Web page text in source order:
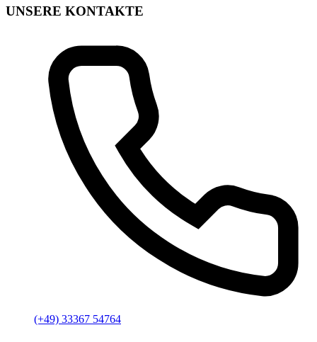
UNSERE KONTAKTE
(+49) 33367 54764